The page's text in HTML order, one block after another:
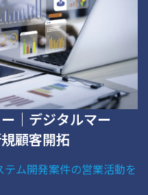
｜デジタルマー
顧客開拓
ム開発案件の営業活動を